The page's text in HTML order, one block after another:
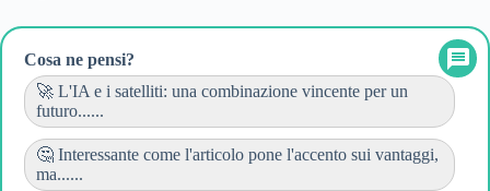
Cosa ne pensi?
🚀 L'IA e i satelliti: una combinazione vincente per un
futuro......
🤔 Interessante come l'articolo pone l'accento sui vantaggi,
ma......